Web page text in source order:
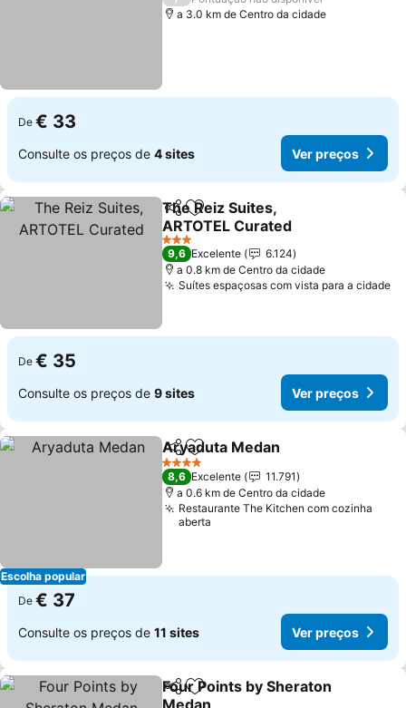
a 3.0 km de Centro da cidade
De € 33
Consulte os preços de 4 sites Ver preços
PartilharAdicionar aos favoritos
The Reiz Suites,
ARTOTEL Curated
Ver preços
3 Estrelas
9,6 Excelente
6.124
a 0.8 km de Centro da cidade
Suítes espaçosas com vista para a cidade
De € 35
Consulte os preços de 9 sites Ver preços
Escolha popular
PartilharAdicionar aos favoritos
Aryaduta Medan
4 Estrelas
8,6 Excelente
11.791
a 0.6 km de Centro da cidade
Restaurante The Kitchen com cozinha
aberta
De € 37
Consulte os preços de 11 sites Ver preços
PartilharAdicionar aos favoritos
Four Points by Sheraton
Medan